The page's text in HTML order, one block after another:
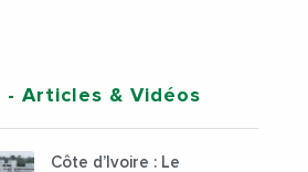
- Articles & Vidéos
Côte d’Ivoire : Le